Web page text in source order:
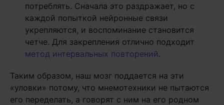
потреблять. Сначала это раздражает, но с
каждой попыткой нейронные связи
укрепляются, и воспоминание становится
четче. Для закрепления отлично подходит
метод интервальных повторений.
Таким образом, наш мозг поддается на эти
«уловки» потому, что мнемотехники не пытаются
его переделать, а говорят с ним на его родном